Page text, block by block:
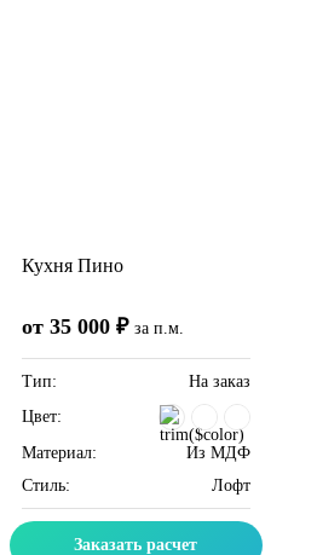
Кухня Пино
от 35 000 ₽ за п.м.
Тип:
На заказ
Цвет:
Материал:
Из МДФ
Стиль:
Лофт
Заказать расчет